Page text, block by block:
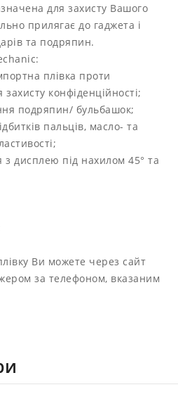
для захисту Вашого
прилягає до гаджета і
та подряпин.
плівка проти
конфіденційності;
подряпин/ бульбашок;
пальців, масло- та
дисплею під нахилом 45° та
Ви можете через сайт
за телефоном, вказаним